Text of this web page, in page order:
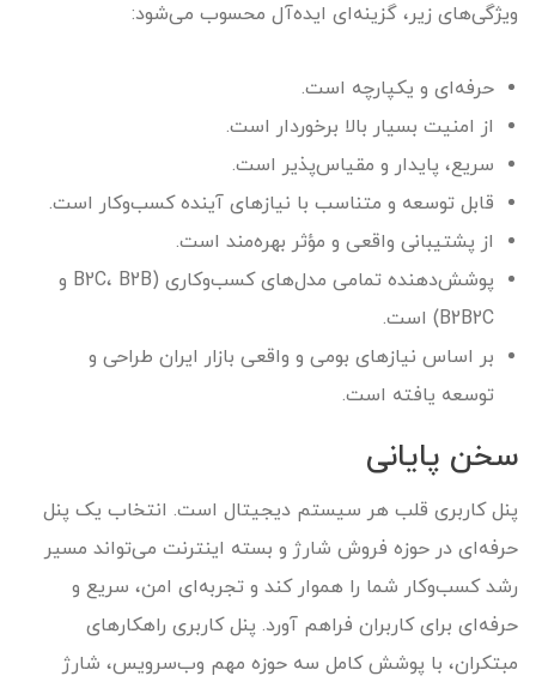
ویژگی‌های زیر، گزینه‌ای ایده‌آل محسوب می‌شود:
حرفه‌ای و یکپارچه است.
از امنیت بسیار بالا برخوردار است.
سریع، پایدار و مقیاس‌پذیر است.
قابل توسعه و متناسب با نیازهای آینده کسب‌وکار است.
از پشتیبانی واقعی و مؤثر بهره‌مند است.
پوشش‌دهنده تمامی مدل‌های کسب‌وکاری (B2C، B2B و
B2B2C) است.
بر اساس نیازهای بومی و واقعی بازار ایران طراحی و
توسعه یافته است.
سخن پایانی
پنل کاربری قلب هر سیستم دیجیتال است. انتخاب یک پنل
حرفه‌ای در حوزه فروش شارژ و بسته اینترنت می‌تواند مسیر
رشد کسب‌وکار شما را هموار کند و تجربه‌ای امن، سریع و
حرفه‌ای برای کاربران فراهم آورد. پنل کاربری راهکارهای
مبتکران، با پوشش کامل سه حوزه مهم وب‌سرویس، شارژ